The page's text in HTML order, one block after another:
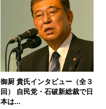
御厨 貴氏インタビュー（全３
回） 自民党・石破新総裁で日
本は...